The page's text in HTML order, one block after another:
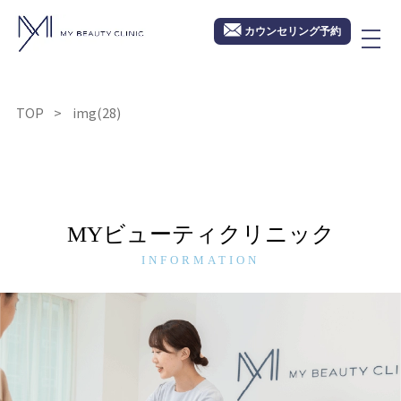
カウンセリング予約
TOP img(28)
MYビューティクリニック
INFORMATION